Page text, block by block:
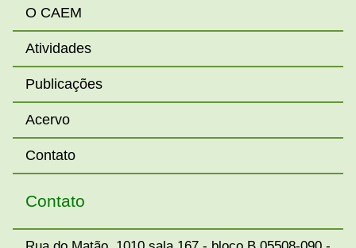
O CAEM
Atividades
Publicações
Acervo
Contato
Contato